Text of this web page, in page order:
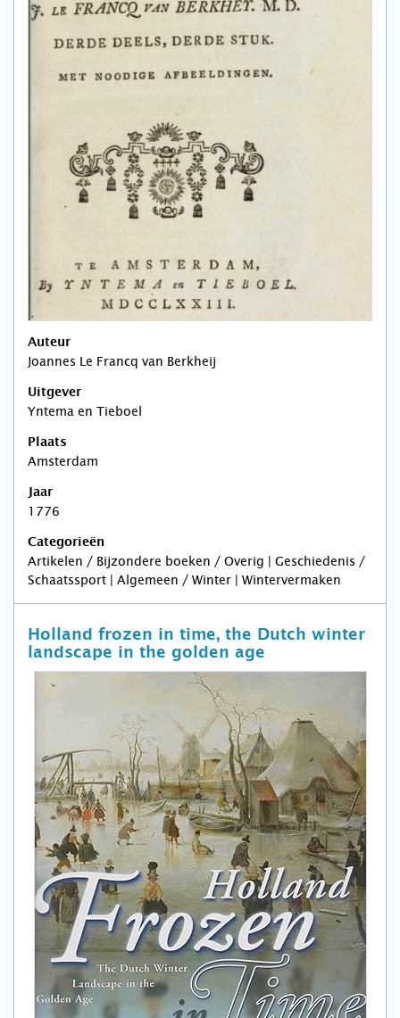
Auteur
Joannes Le Francq van Berkheij
Uitgever
Yntema en Tieboel
Plaats
Amsterdam
Jaar
1776
Categorieën
Artikelen / Bijzondere boeken / Overig | Geschiedenis /
Schaatssport | Algemeen / Winter | Wintervermaken
Holland frozen in time, the Dutch winter
landscape in the golden age